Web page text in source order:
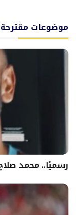
موضوعات مقترحة
رسميًا.. محمد